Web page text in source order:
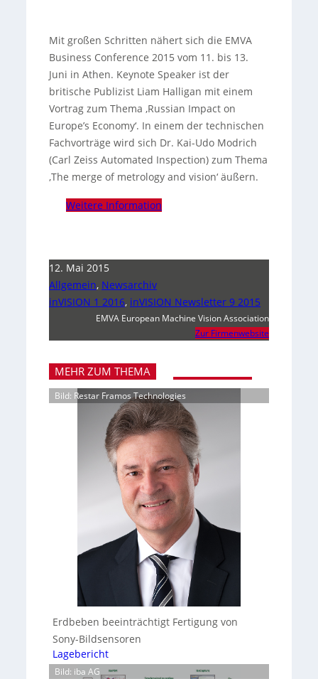
Mit großen Schritten nähert sich die EMVA
Business Conference 2015 vom 11. bis 13.
Juni in Athen. Keynote Speaker ist der
britische Publizist Liam Halligan mit einem
Vortrag zum Thema ‚Russian Impact on
Europe’s Economy‘. In einem der technischen
Fachvorträge wird sich Dr. Kai-Udo Modrich
(Carl Zeiss Automated Inspection) zum Thema
‚The merge of metrology and vision‘ äußern.
Weitere Information
12. Mai 2015
Allgemein, Newsarchiv
inVISION 1 2016, inVISION Newsletter 9 2015
EMVA European Machine Vision Association
Zur Firmenwebsite
MEHR ZUM THEMA
Bild: Restar Framos Technologies
Erdbeben beeinträchtigt Fertigung von
Sony-Bildsensoren
Lagebericht
Bild: iba AG